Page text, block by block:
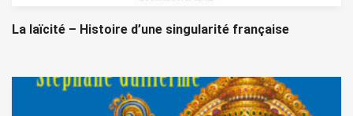
La laïcité – Histoire d’une singularité française